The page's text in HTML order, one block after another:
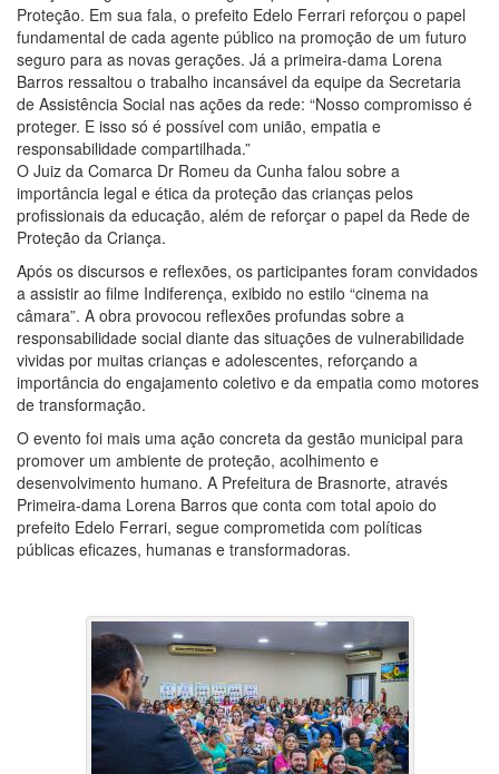
Proteção. Em sua fala, o prefeito Edelo Ferrari reforçou o papel
fundamental de cada agente público na promoção de um futuro
seguro para as novas gerações. Já a primeira-dama Lorena
Barros ressaltou o trabalho incansável da equipe da Secretaria
de Assistência Social nas ações da rede: “Nosso compromisso é
proteger. E isso só é possível com união, empatia e
responsabilidade compartilhada.”
O Juiz da Comarca Dr Romeu da Cunha falou sobre a
importância legal e ética da proteção das crianças pelos
profissionais da educação, além de reforçar o papel da Rede de
Proteção da Criança.
Após os discursos e reflexões, os participantes foram convidados
a assistir ao filme Indiferença, exibido no estilo “cinema na
câmara”. A obra provocou reflexões profundas sobre a
responsabilidade social diante das situações de vulnerabilidade
vividas por muitas crianças e adolescentes, reforçando a
importância do engajamento coletivo e da empatia como motores
de transformação.
O evento foi mais uma ação concreta da gestão municipal para
promover um ambiente de proteção, acolhimento e
desenvolvimento humano. A Prefeitura de Brasnorte, através
Primeira-dama Lorena Barros que conta com total apoio do
prefeito Edelo Ferrari, segue comprometida com políticas
públicas eficazes, humanas e transformadoras.